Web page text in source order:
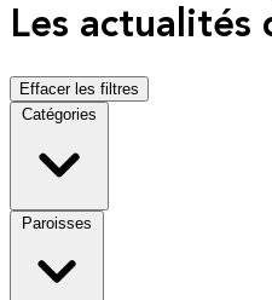
Les actualités
Effacer les filtres
Catégories
Paroisses